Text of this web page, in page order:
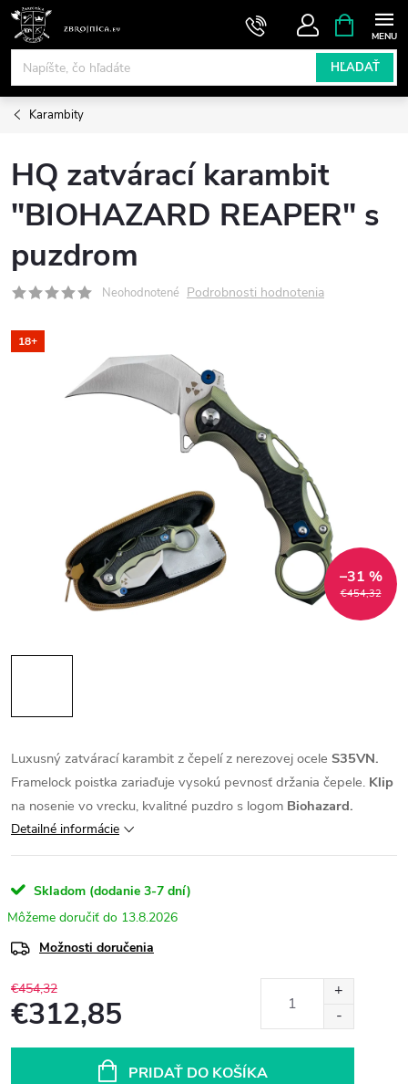
Prejsť
obsah
HĽADAŤ
KOŠÍK
Karambity
HQ zatvárací karambit
"BIOHAZARD REAPER" s
puzdrom
Neohodnotené Podrobnosti hodnotenia
18+
€454,32
–31 %
Luxusný zatvárací karambit z čepelí z nerezovej ocele S35VN.
Framelock poistka zariaďuje vysokú pevnosť držania čepele. Klip
na nosenie vo vrecku, kvalitné puzdro s logom Biohazard.
Detailné informácie
Skladom (dodanie 3-7 dní)
13.8.2026
Možnosti doručenia
€454,32
€312,85
PRIDAŤ DO KOŠÍKA